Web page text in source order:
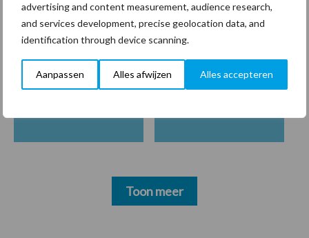
advertising and content measurement, audience research,
and services development, precise geolocation data, and
identification through device scanning.
Aanpassen Alles afwijzen Alles accepteren
Thema's Vakpartners
Toon meer